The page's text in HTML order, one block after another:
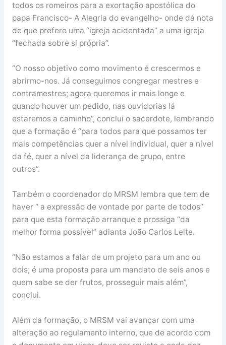
todos os romeiros para a exortação apostólica do
papa Francisco- A Alegria do evangelho- onde dá nota
de que prefere uma “igreja acidentada” a uma igreja
“fechada sobre si própria”.
“O nosso objetivo como movimento é crescermos e
abrirmo-nos. Já conseguimos congregar mestres e
contramestres; agora queremos ir mais longe e
quando houver um pedido, nas ouvidorias lá
estaremos a caminho”, conclui o sacerdote, lembrando
que a formação é “para todos para que possamos ter
mais competências quer a nível individual, quer a nível
da fé, quer a nível da liderança de grupo, entre
outros”.
Também o coordenador do MRSM lembra que tem de
haver “ a expressão de vontade por parte de todos”
para que esta formação arranque e prossiga “da
melhor forma possível” adianta João Carlos Leite.
“Não estamos a falar de um projeto para um ano ou
dois; é uma proposta para um mandato de seis anos e
quem sabe se der frutos, prosseguir mais além”,
conclui.
Além da formação, o MRSM vai avançar com uma
alteração ao regulamento interno, que de acordo com